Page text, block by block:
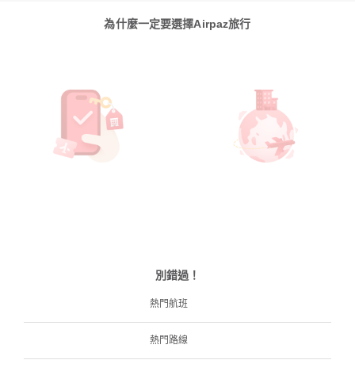
為什麼一定要選擇Airpaz旅行
別錯過！
熱門航班
熱門路線